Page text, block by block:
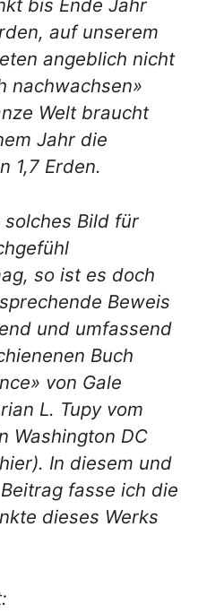
bis Ende Jahr
auf unserem
angeblich nicht
nachwachsen»
Welt braucht
Jahr die
1,7 Erden.
Bild für
so ist es doch
Beweis
und umfassend
Buch
von Gale
L. Tupy vom
Washington DC
In diesem und
fasse ich die
dieses Werks